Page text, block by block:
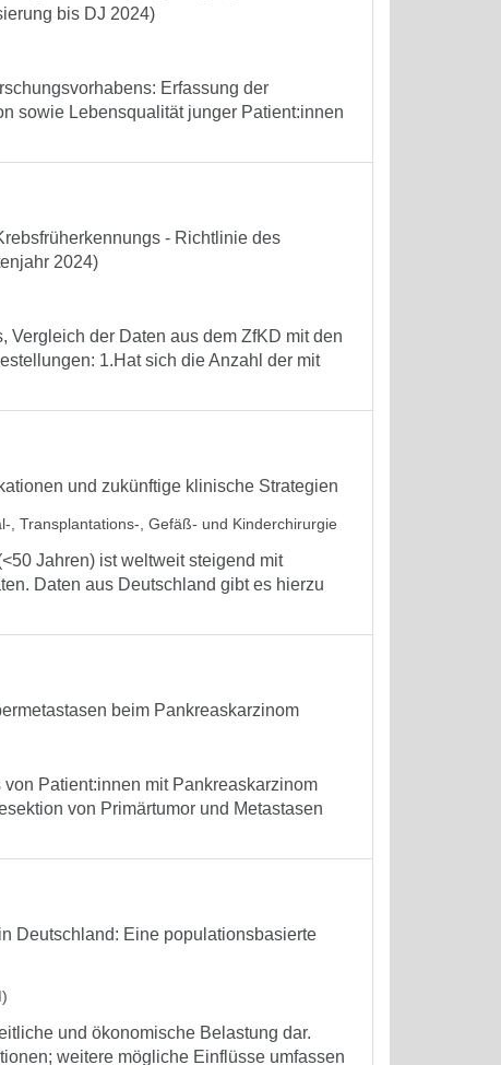
bis DJ 2024)
Erfassung der
sowie Lebensqualität junger Patient:innen
- Richtlinie des
2024)
Vergleich der Daten aus dem ZfKD mit den
1.Hat sich die Anzahl der mit
und zukünftige klinische Strategien
, Transplantations-, Gefäß- und Kinderchirurgie
Jahren) ist weltweit steigend mit
Daten aus Deutschland gibt es hierzu
beim Pankreaskarzinom
Patient:innen mit Pankreaskarzinom
von Primärtumor und Metastasen
Deutschland: Eine populationsbasierte
und ökonomische Belastung dar.
weitere mögliche Einflüsse umfassen